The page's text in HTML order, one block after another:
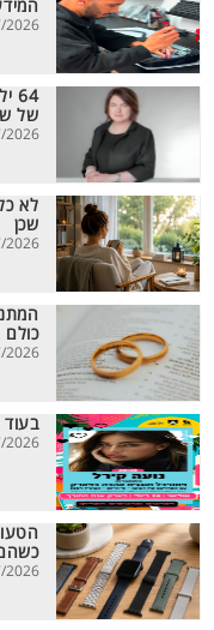
29/7/2026
של שנת
27/7/2026
לא
שכן
27/7/2026
26/7/2026
בעוד
26/7/2026
26/7/2026